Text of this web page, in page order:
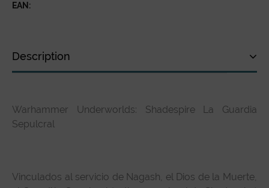
EAN:
Description
Technical specifications
Warhammer Underworlds: Shadespire La Guardia
Sepulcral
Vinculados al servicio de Nagash, el Dios de la Muerte,